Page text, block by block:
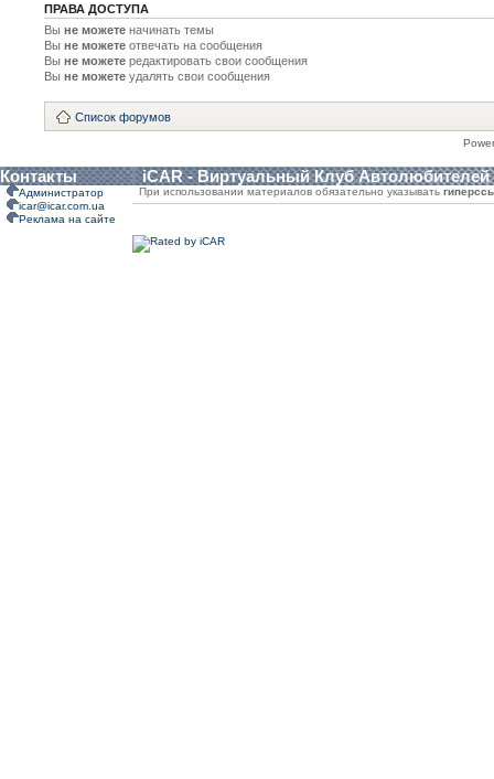
ПРАВА ДОСТУПА
Вы не можете начинать темы
Вы не можете отвечать на сообщения
Вы не можете редактировать свои сообщения
Вы не можете удалять свои сообщения
Список форумов
Контакты iCAR - Виртуальный Клуб Автолюбителей
Администратор
icar@icar.com.ua
Реклама на сайте
При использовании материалов обязательно указывать